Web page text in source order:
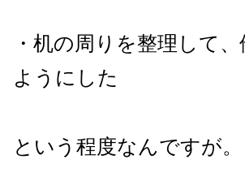
・机の周りを整理して
ようにした
という程度なんですが。